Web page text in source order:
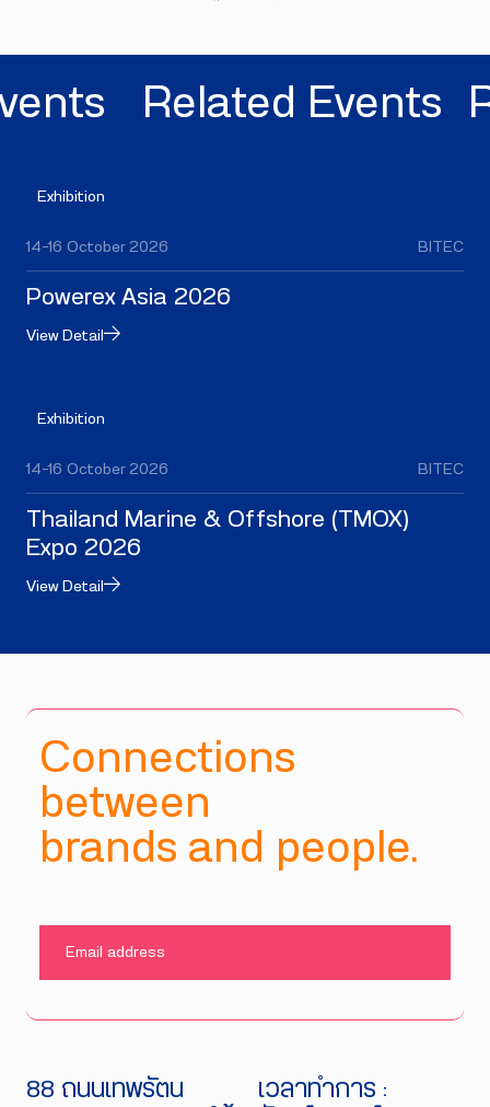
Related Events
Exhibition
14–16 October 2026 BITEC
Powerex Asia 2026
View Detail
Exhibition
14–16 October 2026 BITEC
Thailand Marine & Offshore (TMOX)
Expo 2026
View Detail
Connections
between
brands and people.
88 ถนนเทพรัตน
เวลาทำการ :